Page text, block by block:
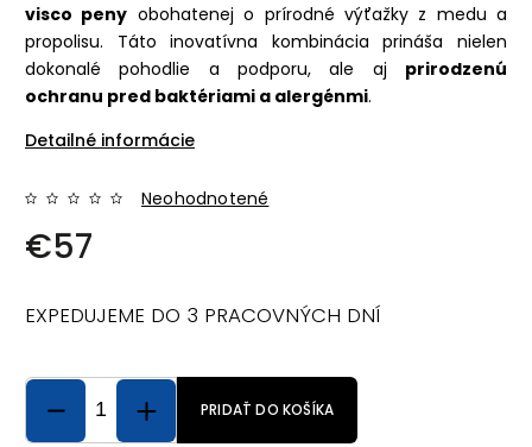
visco peny obohatenej o prírodné výťažky z medu a
propolisu. Táto inovatívna kombinácia prináša nielen
dokonalé pohodlie a podporu, ale aj
prirodzenú
ochranu pred baktériami a alergénmi.
Detailné informácie
Neohodnotené
€57
EXPEDUJEME DO 3 PRACOVNÝCH DNÍ
PRIDAŤ DO KOŠÍKA